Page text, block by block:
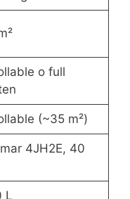
o full
(~35 m²)
4JH2E, 40
L